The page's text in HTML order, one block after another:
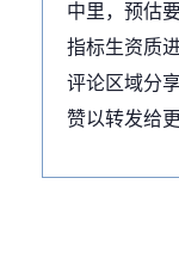
中里，预估
指标生资质
评论区域分
赞以转发给